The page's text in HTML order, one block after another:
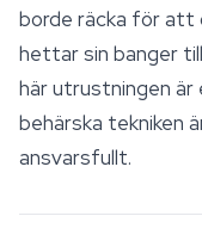
borde räcka för
hettar sin banger
här utrustningen
behärska tekniken
ansvarsfullt.